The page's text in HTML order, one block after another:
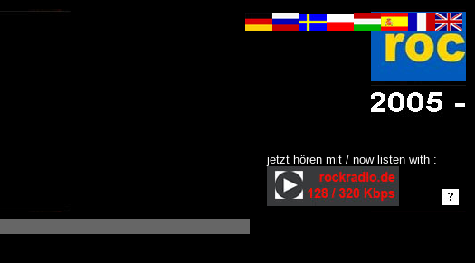
jetzt hören mit / now listen with :